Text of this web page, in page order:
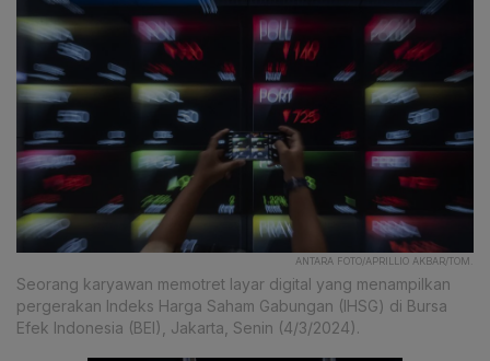
ANTARA FOTO/APRILLIO AKBAR/TOM.
Seorang karyawan memotret layar digital yang menampilkan
pergerakan Indeks Harga Saham Gabungan (IHSG) di Bursa
Efek Indonesia (BEI), Jakarta, Senin (4/3/2024).